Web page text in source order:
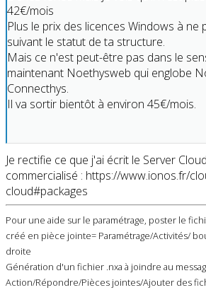
42€/mois
Plus le prix des licences Windows à ne
suivant le statut de ta structure.
Mais ce n'est peut-être pas dans le
maintenant Noethysweb qui englobe
Connecthys.
Il va sortir bientôt à environ 45€/mois.
Je rectifie ce que j'ai écrit le Server
commercialisé : https://www.ionos.fr/
cloud#packages
Pour une aide sur le paramétrage, poster le
créé en pièce jointe= Paramétrage/Activités/
droite
Génération d'un fichier .nxa à joindre au
Action/Répondre/Pièces jointes/Ajouter des